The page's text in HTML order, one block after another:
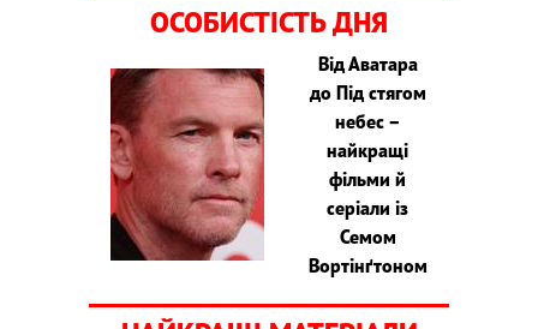
ОСОБИСТІСТЬ ДНЯ
Від Аватара
до Під стягом
небес –
найкращі
фільми й
серіали із
Семом
Вортінґтоном